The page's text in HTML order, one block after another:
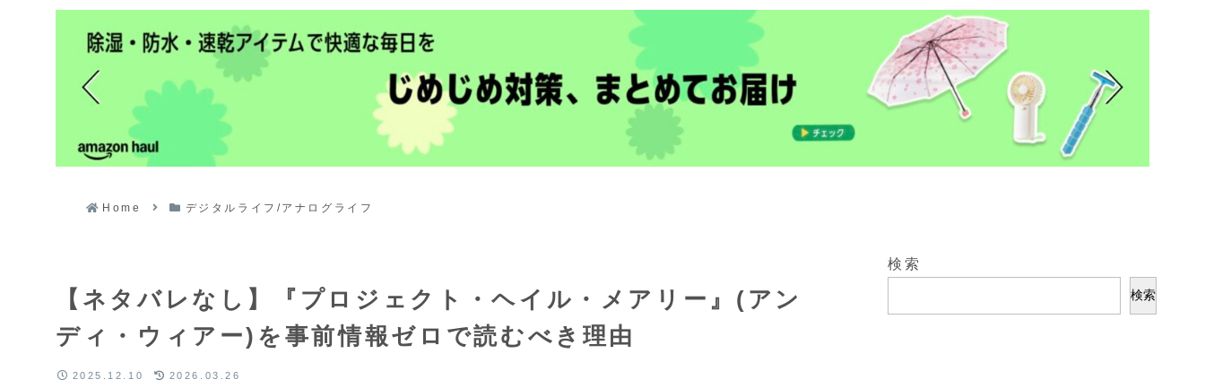
Home デジタルライフ/アナログライフ
【ネタバレなし】『プロジェクト・ヘイル・メアリー』(アン
ディ・ウィアー)を事前情報ゼロで読むべき理由
2025.12.10 2026.03.26
検索
検索